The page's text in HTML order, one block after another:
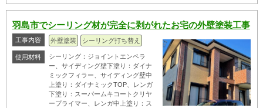
羽島市でシーリング材が完全に剥がれたお宅の外壁塗装工事
工事内容 外壁塗装 シーリング打ち替え
使用材料
シーリング：ジョイントエンペラ
ー、サイディング壁下塗り：ダイナ
ミックフィラー、サイディング壁中
上塗り：ダイナミックTOP、レンガ
下塗り：スーパームキコートクリヤ
ープライマー、レンガ中上塗り：ス